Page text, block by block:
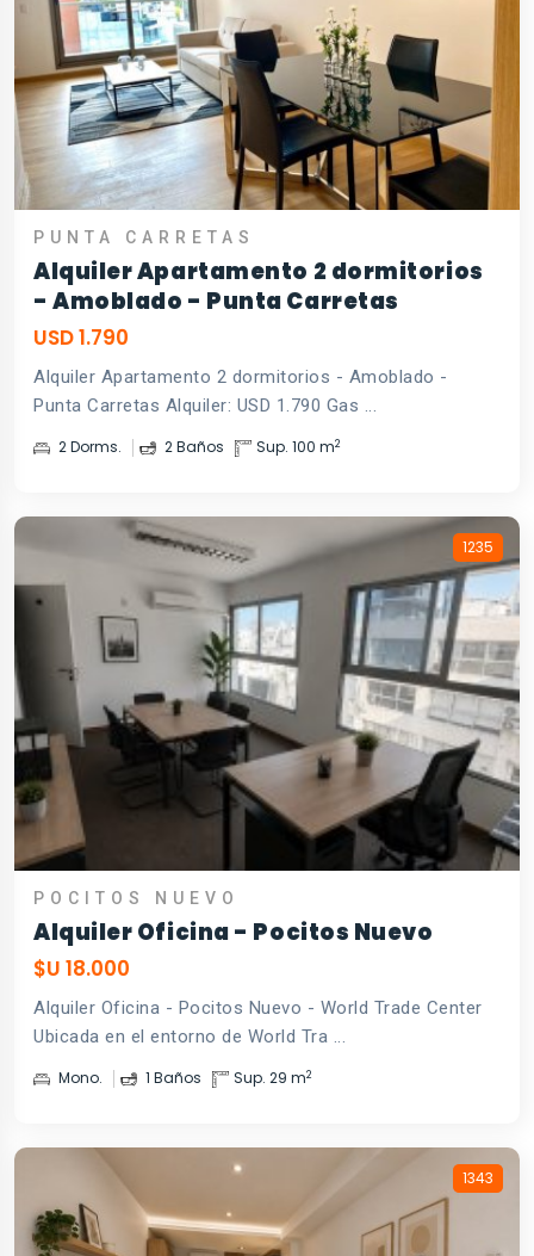
PUNTA CARRETAS
Alquiler Apartamento 2 dormitorios
- Amoblado - Punta Carretas
USD 1.790
Alquiler Apartamento 2 dormitorios - Amoblado -
Punta Carretas Alquiler: USD 1.790 Gas ...
2 Dorms. 2 Baños Sup. 100 m2
1235
POCITOS NUEVO
Alquiler Oficina - Pocitos Nuevo
$U 18.000
Alquiler Oficina - Pocitos Nuevo - World Trade Center
Ubicada en el entorno de World Tra ...
Mono. 1 Baños Sup. 29 m2
1343